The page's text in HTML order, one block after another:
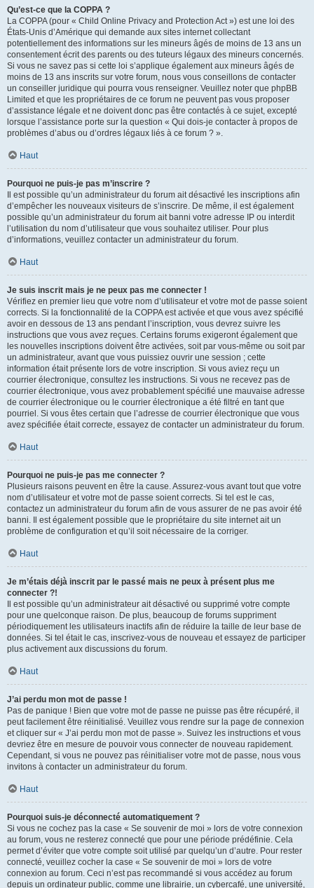
Qu’est-ce que la COPPA ?
La COPPA (pour « Child Online Privacy and Protection Act ») est une loi des
États-Unis d’Amérique qui demande aux sites internet collectant
potentiellement des informations sur les mineurs âgés de moins de 13 ans un
consentement écrit des parents ou des tuteurs légaux des mineurs concernés.
Si vous ne savez pas si cette loi s’applique également aux mineurs âgés de
moins de 13 ans inscrits sur votre forum, nous vous conseillons de contacter
un conseiller juridique qui pourra vous renseigner. Veuillez noter que phpBB
Limited et que les propriétaires de ce forum ne peuvent pas vous proposer
d’assistance légale et ne doivent donc pas être contactés à ce sujet, excepté
lorsque l’assistance porte sur la question « Qui dois-je contacter à propos de
problèmes d’abus ou d’ordres légaux liés à ce forum ? ».
Haut
Pourquoi ne puis-je pas m’inscrire ?
Il est possible qu’un administrateur du forum ait désactivé les inscriptions afin
d’empêcher les nouveaux visiteurs de s’inscrire. De même, il est également
possible qu’un administrateur du forum ait banni votre adresse IP ou interdit
l’utilisation du nom d’utilisateur que vous souhaitez utiliser. Pour plus
d’informations, veuillez contacter un administrateur du forum.
Haut
Je suis inscrit mais je ne peux pas me connecter !
Vérifiez en premier lieu que votre nom d’utilisateur et votre mot de passe soient
corrects. Si la fonctionnalité de la COPPA est activée et que vous avez spécifié
avoir en dessous de 13 ans pendant l’inscription, vous devrez suivre les
instructions que vous avez reçues. Certains forums exigeront également que
les nouvelles inscriptions doivent être activées, soit par vous-même ou soit par
un administrateur, avant que vous puissiez ouvrir une session ; cette
information était présente lors de votre inscription. Si vous aviez reçu un
courrier électronique, consultez les instructions. Si vous ne recevez pas de
courrier électronique, vous avez probablement spécifié une mauvaise adresse
de courrier électronique ou le courrier électronique a été filtré en tant que
pourriel. Si vous êtes certain que l’adresse de courrier électronique que vous
avez spécifiée était correcte, essayez de contacter un administrateur du forum.
Haut
Pourquoi ne puis-je pas me connecter ?
Plusieurs raisons peuvent en être la cause. Assurez-vous avant tout que votre
nom d’utilisateur et votre mot de passe soient corrects. Si tel est le cas,
contactez un administrateur du forum afin de vous assurer de ne pas avoir été
banni. Il est également possible que le propriétaire du site internet ait un
problème de configuration et qu’il soit nécessaire de la corriger.
Haut
Je m’étais déjà inscrit par le passé mais ne peux à présent plus me
connecter ?!
Il est possible qu’un administrateur ait désactivé ou supprimé votre compte
pour une quelconque raison. De plus, beaucoup de forums suppriment
périodiquement les utilisateurs inactifs afin de réduire la taille de leur base de
données. Si tel était le cas, inscrivez-vous de nouveau et essayez de participer
plus activement aux discussions du forum.
Haut
J’ai perdu mon mot de passe !
Pas de panique ! Bien que votre mot de passe ne puisse pas être récupéré, il
peut facilement être réinitialisé. Veuillez vous rendre sur la page de connexion
et cliquer sur « J’ai perdu mon mot de passe ». Suivez les instructions et vous
devriez être en mesure de pouvoir vous connecter de nouveau rapidement.
Cependant, si vous ne pouvez pas réinitialiser votre mot de passe, nous vous
invitons à contacter un administrateur du forum.
Haut
Pourquoi suis-je déconnecté automatiquement ?
Si vous ne cochez pas la case « Se souvenir de moi » lors de votre connexion
au forum, vous ne resterez connecté que pour une période prédéfinie. Cela
permet d’éviter que votre compte soit utilisé par quelqu’un d’autre. Pour rester
connecté, veuillez cocher la case « Se souvenir de moi » lors de votre
connexion au forum. Ceci n’est pas recommandé si vous accédez au forum
depuis un ordinateur public, comme une librairie, un cybercafé, une université,